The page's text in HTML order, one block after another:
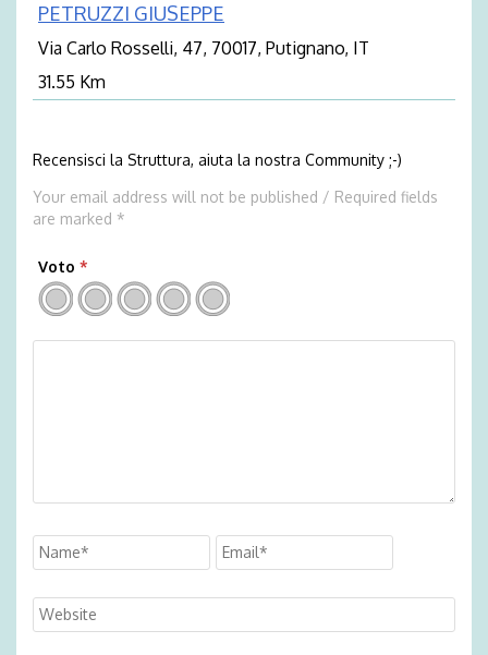
PETRUZZI GIUSEPPE
Via Carlo Rosselli, 47, 70017, Putignano, IT
31.55 Km
Recensisci la Struttura, aiuta la nostra Community ;-)
Your email address will not be published / Required fields
are marked *
Voto *